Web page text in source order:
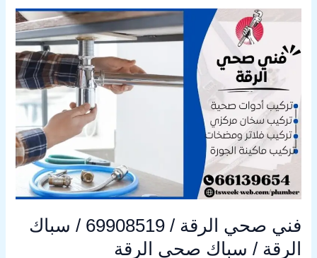
فني صحي الرقة / 69908519 / سباك
الرقة / سباك صحي الرقة
الرقة
69908519
سباك
الرقة
سباك
صحي
الرقة